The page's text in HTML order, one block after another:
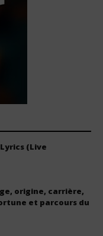
(Live
origine, carrière,
et parcours du